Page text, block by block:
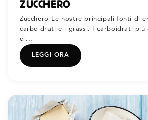
ZUCCHERO
Zucchero Le nostre principali fonti di
carboidrati e i grassi. I carboidrati più
di...
LEGGI ORA